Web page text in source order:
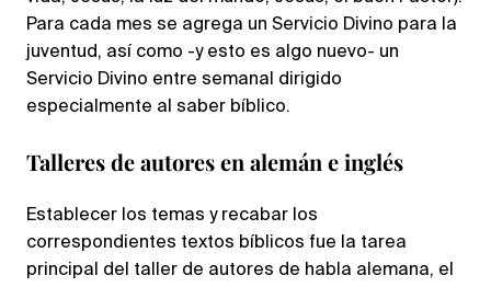
Para cada mes se agrega un Servicio Divino para la
juventud, así como -y esto es algo nuevo- un
Servicio Divino entre semanal dirigido
especialmente al saber bíblico.
Talleres de autores en alemán e inglés
Establecer los temas y recabar los
correspondientes textos bíblicos fue la tarea
principal del taller de autores de habla alemana, el